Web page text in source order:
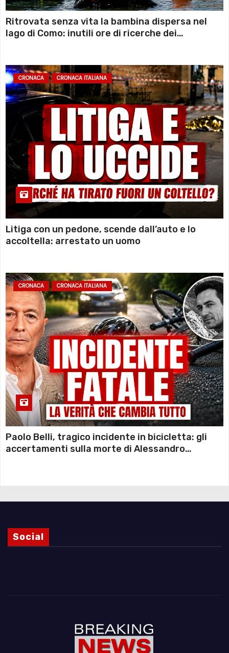
Ritrovata senza vita la bambina dispersa nel
lago di Como: inutili ore di ricerche dei
CRONACA CRONACA ITALIANA
Litiga con un pedone, scende dall’auto e lo
accoltella: arrestato un uomo
CRONACA CRONACA ITALIANA
Paolo Belli, tragico incidente in bicicletta: gli
accertamenti sulla morte di Alessandro
Social